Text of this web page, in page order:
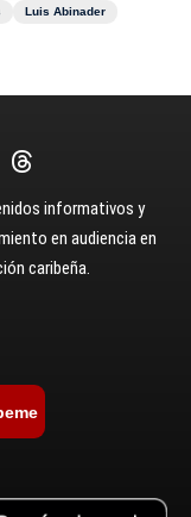
Luis Abinader
informativos y
en audiencia en
caribeña.